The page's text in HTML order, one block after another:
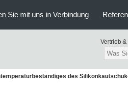
Sie mit uns in Verbindung
Vertrieb &
des